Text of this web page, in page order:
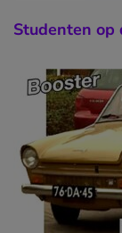
Studenten op